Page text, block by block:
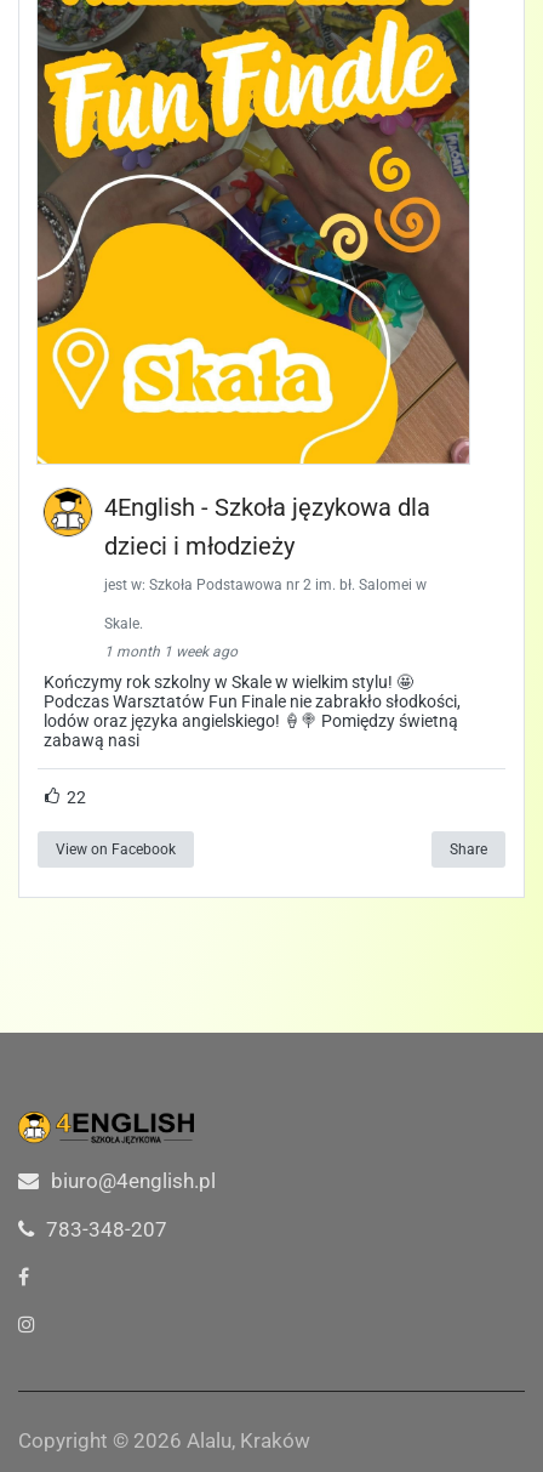
4English - Szkoła językowa dla
dzieci i młodzieży
jest w: Szkoła Podstawowa nr 2 im. bł. Salomei w
Skale.
1 month 1 week ago
Kończymy rok szkolny w Skale w wielkim stylu! 🤩
Podczas Warsztatów Fun Finale nie zabrakło słodkości,
lodów oraz języka angielskiego! 🍦🍭 Pomiędzy świetną
zabawą nasi
22
View on Facebook Share
biuro@4english.pl
783-348-207
Copyright © 2026 Alalu, Kraków